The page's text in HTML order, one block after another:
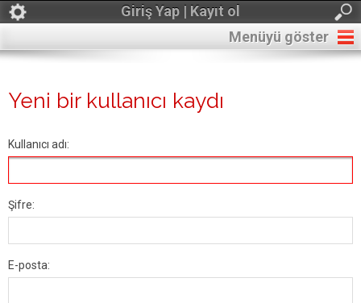
Giriş Yap | Kayıt ol
Menüyü göster
Yeni bir kullanıcı kaydı
Kullanıcı adı:
Şifre:
E-posta: